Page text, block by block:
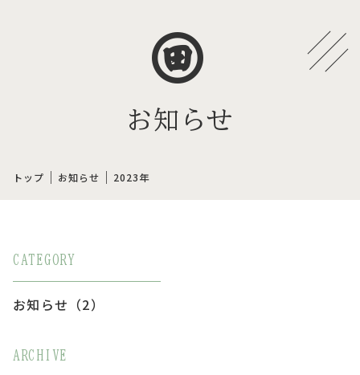
お知らせ
トップ ｜ お知らせ ｜ 2023年
CATEGORY
お知らせ（2）
ARCHIVE